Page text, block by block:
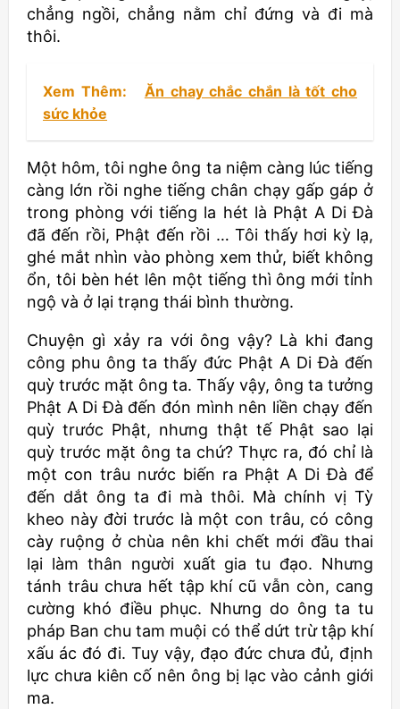
chẳng ngồi, chẳng nằm chỉ đứng và đi mà
thôi.
Xem Thêm:
Ăn chay chắc chắn là tốt cho
sức khỏe
Một hôm, tôi nghe ông ta niệm càng lúc tiếng
càng lớn rồi nghe tiếng chân chạy gấp gáp ở
trong phòng với tiếng la hét là Phật A Di Đà
đã đến rồi, Phật đến rồi … Tôi thấy hơi kỳ lạ,
ghé mắt nhìn vào phòng xem thử, biết không
ổn, tôi bèn hét lên một tiếng thì ông mới tỉnh
ngộ và ở lại trạng thái bình thường.
Chuyện gì xảy ra với ông vậy? Là khi đang
công phu ông ta thấy đức Phật A Di Đà đến
quỳ trước mặt ông ta. Thấy vậy, ông ta tưởng
Phật A Di Đà đến đón mình nên liền chạy đến
quỳ trước Phật, nhưng thật tế Phật sao lại
quỳ trước mặt ông ta chứ? Thực ra, đó chỉ là
một con trâu nước biến ra Phật A Di Đà để
đến dắt ông ta đi mà thôi. Mà chính vị Tỳ
kheo này đời trước là một con trâu, có công
cày ruộng ở chùa nên khi chết mới đầu thai
lại làm thân người xuất gia tu đạo. Nhưng
tánh trâu chưa hết tập khí cũ vẫn còn, cang
cường khó điều phục. Nhưng do ông ta tu
pháp Ban chu tam muội có thể dứt trừ tập khí
xấu ác đó đi. Tuy vậy, đạo đức chưa đủ, định
lực chưa kiên cố nên ông bị lạc vào cảnh giới
ma.